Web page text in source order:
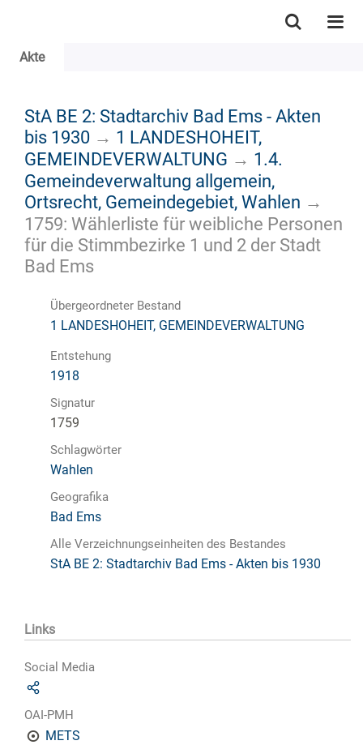
Akte
StA BE 2: Stadtarchiv Bad Ems - Akten
bis 1930 → 1 LANDESHOHEIT,
GEMEINDEVERWALTUNG → 1.4.
Gemeindeverwaltung allgemein,
Ortsrecht, Gemeindegebiet, Wahlen →
1759: Wählerliste für weibliche Personen
für die Stimmbezirke 1 und 2 der Stadt
Bad Ems
Übergeordneter Bestand
1 LANDESHOHEIT, GEMEINDEVERWALTUNG
Entstehung
1918
Signatur
1759
Schlagwörter
Wahlen
Geografika
Bad Ems
Alle Verzeichnungseinheiten des Bestandes
StA BE 2: Stadtarchiv Bad Ems - Akten bis 1930
Links
Social Media
OAI-PMH
METS